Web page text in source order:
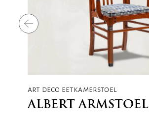
art deco eetkamerstoel
ALBERT ARMSTOEL